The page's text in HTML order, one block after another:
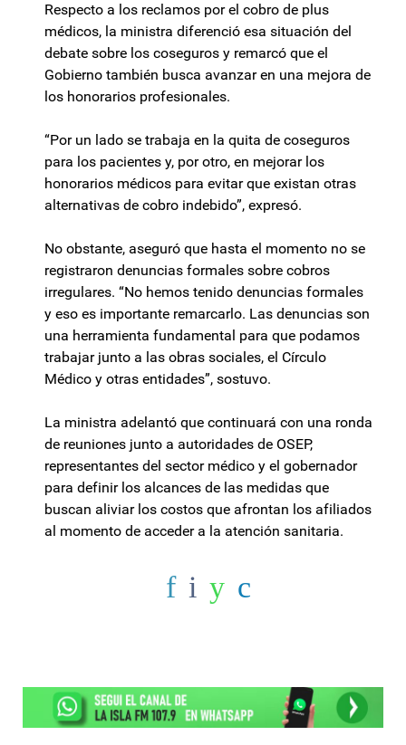
Respecto a los reclamos por el cobro de plus
médicos, la ministra diferenció esa situación del
debate sobre los coseguros y remarcó que el
Gobierno también busca avanzar en una mejora de
los honorarios profesionales.
“Por un lado se trabaja en la quita de coseguros
para los pacientes y, por otro, en mejorar los
honorarios médicos para evitar que existan otras
alternativas de cobro indebido”, expresó.
No obstante, aseguró que hasta el momento no se
registraron denuncias formales sobre cobros
irregulares. “No hemos tenido denuncias formales
y eso es importante remarcarlo. Las denuncias son
una herramienta fundamental para que podamos
trabajar junto a las obras sociales, el Círculo
Médico y otras entidades”, sostuvo.
La ministra adelantó que continuará con una ronda
de reuniones junto a autoridades de OSEP,
representantes del sector médico y el gobernador
para definir los alcances de las medidas que
buscan aliviar los costos que afrontan los afiliados
al momento de acceder a la atención sanitaria.